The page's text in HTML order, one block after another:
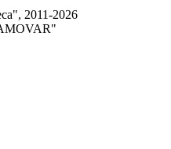
2011-2026